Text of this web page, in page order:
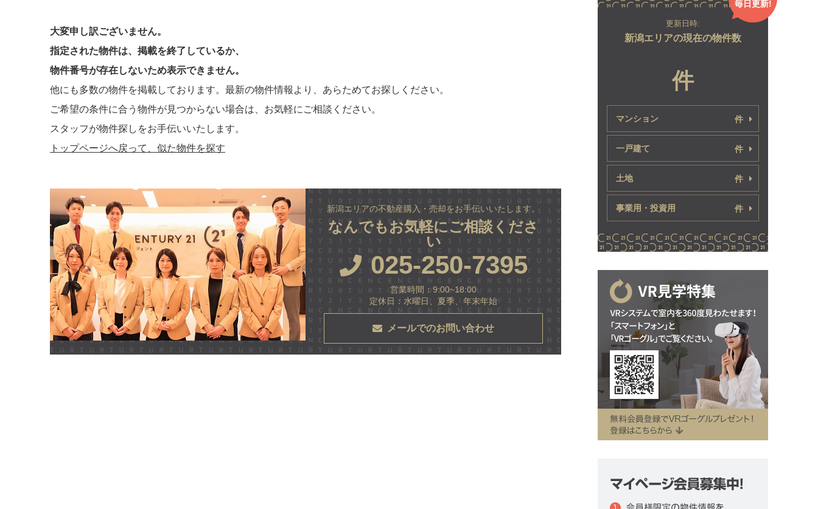
大変申し訳ございません。
指定された物件は、掲載を終了しているか、
物件番号が存在しないため表示できません。
他にも多数の物件を掲載しております。最新の物件情報より、あらためてお探しください。
ご希望の条件に合う物件が見つからない場合は、お気軽にご相談ください。
スタッフが物件探しをお手伝いいたします。
トップページへ戻って、似た物件を探す
新潟エリアの不動産購入・売却をお手伝いいたします。
なんでもお気軽にご相談くださ
い
025-250-7395
営業時間：9:00~18:00
定休日：水曜日、夏季、年末年始
メールでのお問い合わせ
毎日更新!
更新日時:
新潟エリアの現在の物件数
件
マンション 件
一戸建て 件
土地 件
事業用・投資用 件